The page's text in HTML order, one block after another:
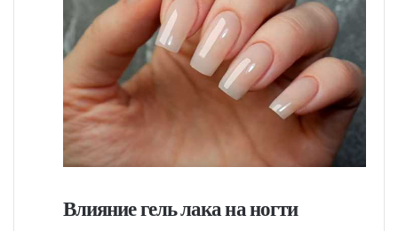
Влияние гель лака на ногти